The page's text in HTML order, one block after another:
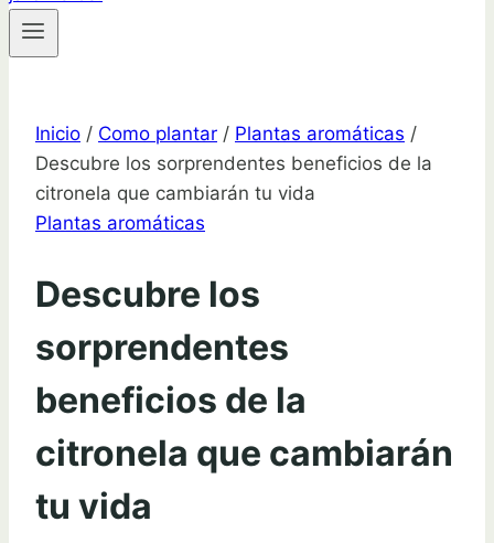
Inicio / Como plantar / Plantas aromáticas /
Descubre los sorprendentes beneficios de la
citronela que cambiarán tu vida
Plantas aromáticas
Descubre los
sorprendentes
beneficios de la
citronela que cambiarán
tu vida